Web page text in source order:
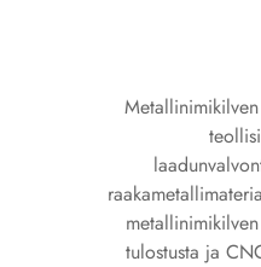
tulostusta ja